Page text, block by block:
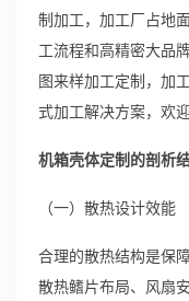
制加工，加工厂占地
工流程和高精密大品
图来样加工定制，加
式加工解决方案，欢
机箱壳体定制的剖析
（一）散热设计效能
合理的散热结构是保
散热鳍片布局、风扇